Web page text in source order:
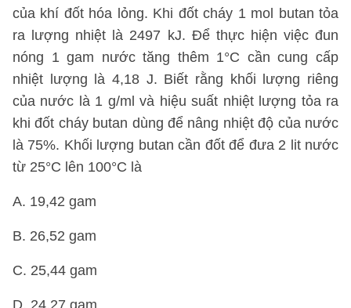
của khí đốt hóa lỏng. Khi đốt cháy 1 mol butan tỏa
ra lượng nhiệt là 2497 kJ. Để thực hiện việc đun
nóng 1 gam nước tăng thêm 1°C cần cung cấp
nhiệt lượng là 4,18 J. Biết rằng khối lượng riêng
của nước là 1 g/ml và hiệu suất nhiệt lượng tỏa ra
khi đốt cháy butan dùng để nâng nhiệt độ của nước
là 75%. Khối lượng butan cần đốt để đưa 2 lit nước
từ 25°C lên 100°C là
A. 19,42 gam
B. 26,52 gam
C. 25,44 gam
D. 24,27 gam